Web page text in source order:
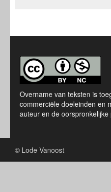
Overname van teksten is
commerciële doeleinden en
auteur en de oorspronkelijke
© Lode Vanoost